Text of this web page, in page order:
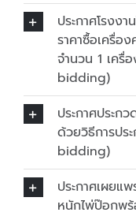
ประกาศโรงง
ราคาซื้อเครื่อ
จำนวน 1 เครื่
bidding)
ประกาศประก
ด้วยวิธีการปร
bidding)
ประกาศเผยแ
หนักไพ่ป๊อกพร้